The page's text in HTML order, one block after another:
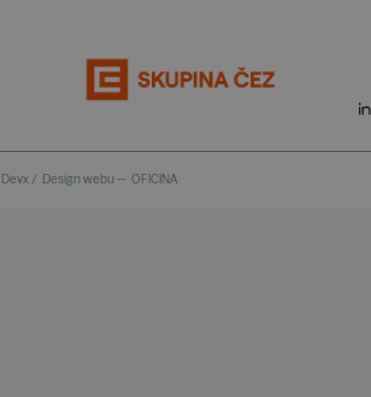
Devx / Design webu — OFICINA